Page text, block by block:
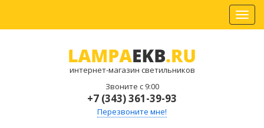
интернет-магазин светильников
Звоните с 9:00
+7 (343) 361-39-93
Перезвоните мне!